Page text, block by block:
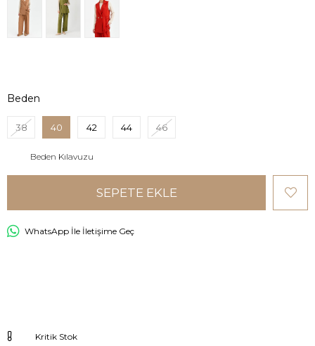
Beden
38 40 42 44 46
Beden Kılavuzu
WhatsApp İle İletişime Geç
Kritik Stok